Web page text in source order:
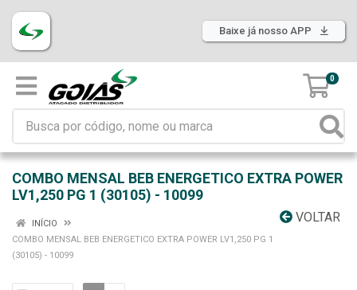
Baixe já nosso APP
0
COMBO MENSAL BEB ENERGETICO EXTRA POWER
LV1,250 PG 1 (30105) - 10099
VOLTAR
INÍCIO
COMBO MENSAL BEB ENERGETICO EXTRA POWER LV1,250 PG 1
(30105) - 10099